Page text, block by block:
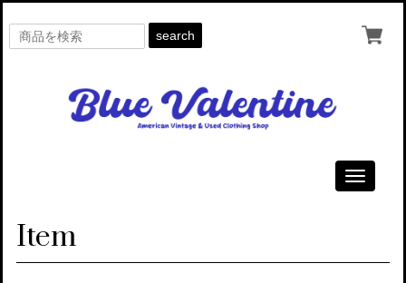
search
Toggle
Item